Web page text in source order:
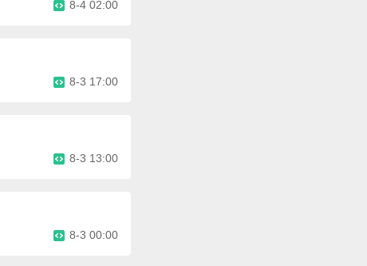
8-4 02:00
8-3 17:00
8-3 13:00
8-3 00:00